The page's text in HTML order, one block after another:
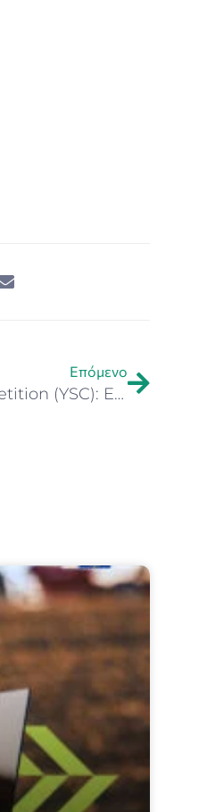
Επόμενο
Ευρωπαϊκός Διαγωνισμός – 2024 Youth Start-Up Competition (YSC): Encouraging Young Entrepreneurs to Shape the Future